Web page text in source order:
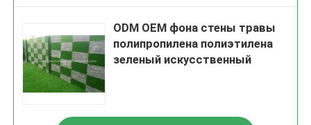
ODM OEM фона стены травы
полипропилена полиэтилена
зеленый искусственный